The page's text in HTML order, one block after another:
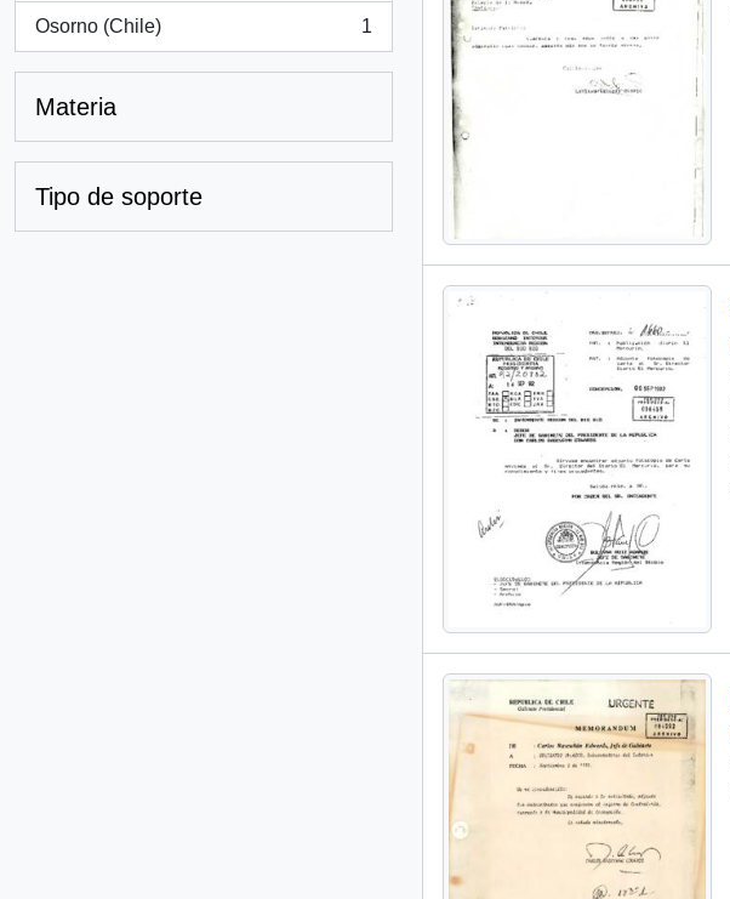
Osorno (Chile)
, 1 resultados
1
Materia
Tipo de soporte